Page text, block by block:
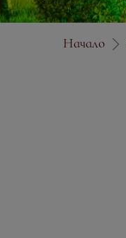
Начало